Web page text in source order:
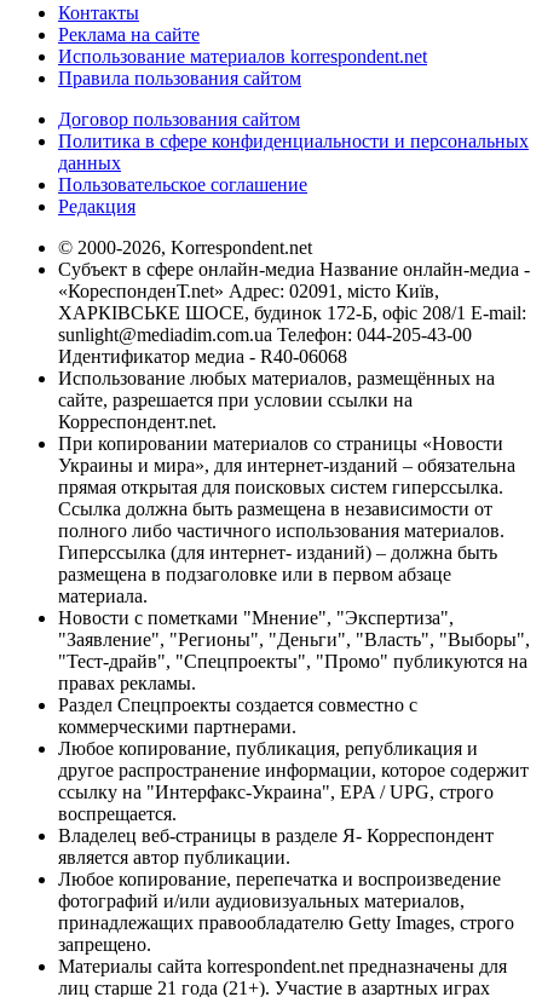
Контакты
Реклама на сайте
Использование материалов korrespondent.net
Правила пользования сайтом
Договор пользования сайтом
Политика в сфере конфиденциальности и персональных
данных
Пользовательское соглашение
Редакция
© 2000-2026, Korrespondent.net
Субъект в сфере онлайн-медиа Название онлайн-медиа -
«КореспонденТ.net» Адрес: 02091, місто Київ,
ХАРКІВСЬКЕ ШОСЕ, будинок 172-Б, офіс 208/1 E-mail:
sunlight@mediadim.com.ua Телефон: 044-205-43-00
Идентификатор медиа - R40-06068
Использование любых материалов, размещённых на
сайте, разрешается при условии ссылки на
Корреспондент.net.
При копировании материалов со страницы «Новости
Украины и мира», для интернет-изданий – обязательна
прямая открытая для поисковых систем гиперссылка.
Ссылка должна быть размещена в независимости от
полного либо частичного использования материалов.
Гиперссылка (для интернет- изданий) – должна быть
размещена в подзаголовке или в первом абзаце
материала.
Новости с пометками "Мнение", "Экспертиза",
"Заявление", "Регионы", "Деньги", "Власть", "Выборы",
"Тест-драйв", "Спецпроекты", "Промо" публикуются на
правах рекламы.
Раздел Спецпроекты создается совместно с
коммерческими партнерами.
Любое копирование, публикация, републикация и
другое распространение информации, которое содержит
ссылку на "Интерфакс-Украина", EPA / UPG, строго
воспрещается.
Владелец веб-страницы в разделе Я- Корреспондент
является автор публикации.
Любое копирование, перепечатка и воспроизведение
фотографий и/или аудиовизуальных материалов,
принадлежащих правообладателю Getty Images, строго
запрещено.
Материалы сайта korrespondent.net предназначены для
лиц старше 21 года (21+). Участие в азартных играх